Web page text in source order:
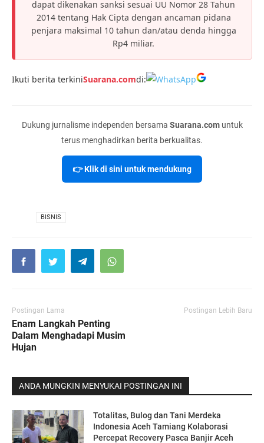
dapat dikenakan sanksi sesuai UU Nomor 28 Tahun
2014 tentang Hak Cipta dengan ancaman pidana
penjara maksimal 10 tahun dan/atau denda hingga
Rp4 miliar.
Ikuti berita terkiniSuarana.comdi:
Dukung jurnalisme independen bersama Suarana.comuntuk
terus menghadirkan berita berkualitas.
👉 Klik di sini untuk mendukung
BISNIS
Postingan Lama
Enam Langkah Penting
Dalam Menghadapi Musim
Hujan
Postingan Lebih Baru
ANDA MUNGKIN MENYUKAI POSTINGAN INI
Totalitas, Bulog dan Tani Merdeka
Indonesia Aceh Tamiang Kolaborasi
Percepat Recovery Pasca Banjir Aceh